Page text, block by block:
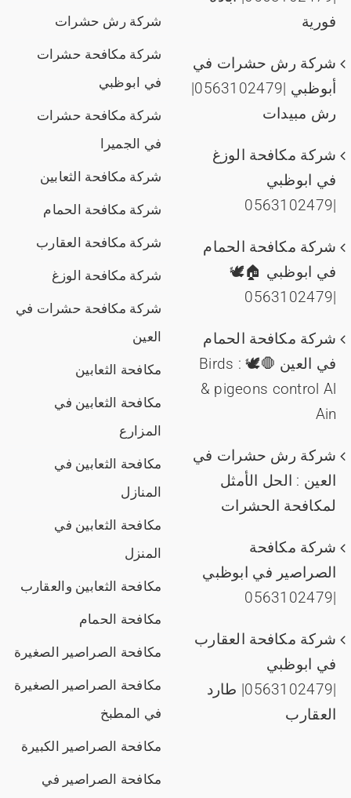
فورية
شركة رش حشرات في
أبوظبي |0563102479|
رش مبيدات
شركة مكافحة الوزغ
في ابوظبي
|0563102479
شركة مكافحة الحمام
في ابوظبي 🏠🕊️
|0563102479
شركة مكافحة الحمام
في العين 🛑🕊️ : Birds
& pigeons control Al
Ain
شركة رش حشرات في
العين : الحل الأمثل
لمكافحة الحشرات
شركة مكافحة
الصراصير في ابوظبي
|0563102479
شركة مكافحة العقارب
في ابوظبي
|0563102479| طارد
العقارب
شركة رش حشرات
شركة مكافحة حشرات
في ابوظبي
شركة مكافحة حشرات
في الجميرا
شركة مكافحة الثعابين
شركة مكافحة الحمام
شركة مكافحة العقارب
شركة مكافحة الوزغ
شركة مكافحة حشرات في
العين
مكافحة الثعابين
مكافحة الثعابين في
المزارع
مكافحة الثعابين في
المنازل
مكافحة الثعابين في
المنزل
مكافحة الثعابين والعقارب
مكافحة الحمام
مكافحة الصراصير الصغيرة
مكافحة الصراصير الصغيرة
في المطبخ
مكافحة الصراصير الكبيرة
مكافحة الصراصير في